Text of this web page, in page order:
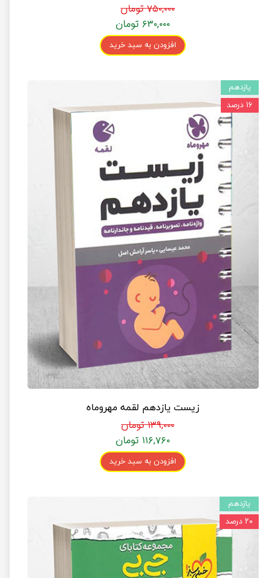
۷۵۰,۰۰۰ تومان
۶۳۰,۰۰۰ تومان
افزودن به سبد خرید
زیست یازدهم لقمه مهروماه
۱۳۹,۰۰۰ تومان
۱۱۶,۷۶۰ تومان
افزودن به سبد خرید
یازدهم
۱۶ درصد
یازدهم
۲۰ درصد